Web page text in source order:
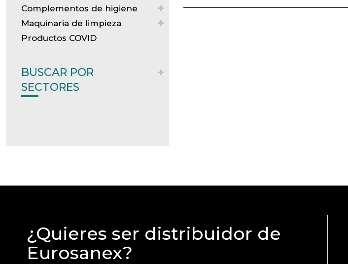
Complementos de higiene
Maquinaria de limpieza
Productos COVID
BUSCAR POR
SECTORES
¿Quieres ser distribuidor de
Eurosanex?